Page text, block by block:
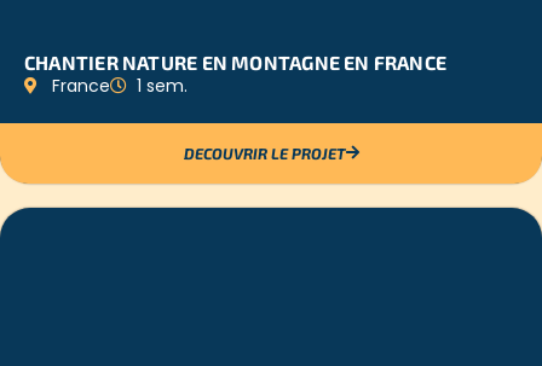
CHANTIER NATURE EN MONTAGNE EN FRANCE
France 1 sem.
DECOUVRIR LE PROJET